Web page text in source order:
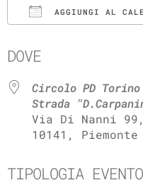
AGGIUNGI AL
DOVE
Circolo PD Torino
Strada
Via Di Nanni
10141, Piemonte
TIPOLOGIA EVENTO